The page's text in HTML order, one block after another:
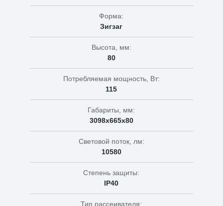
Форма:
Зигзаг
Высота, мм:
80
Потребляемая мощность, Вт:
115
Габариты, мм:
3098х665х80
Световой поток, лм:
10580
Степень защиты:
IP40
Тип рассеивателя: